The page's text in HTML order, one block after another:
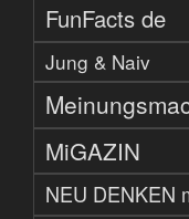
FunFacts de
Jung & Naiv
MiGAZIN
NEU DENKEN